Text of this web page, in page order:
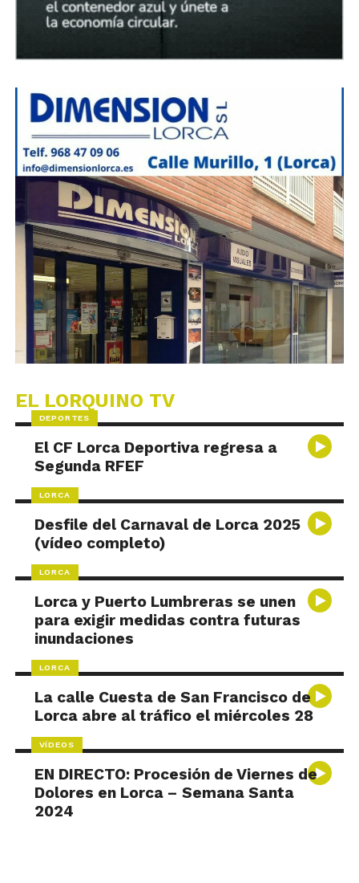
EL LORQUINO TV
DEPORTES
El CF Lorca Deportiva regresa a
Segunda RFEF
LORCA
Desfile del Carnaval de Lorca 2025
(vídeo completo)
LORCA
Lorca y Puerto Lumbreras se unen
para exigir medidas contra futuras
inundaciones
LORCA
La calle Cuesta de San Francisco de
Lorca abre al tráfico el miércoles 28
VÍDEOS
EN DIRECTO: Procesión de Viernes de
Dolores en Lorca – Semana Santa
2024